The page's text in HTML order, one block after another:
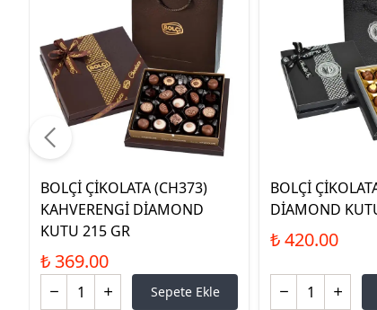
BOLÇİ ÇİKOLATA (CH373)
KAHVERENGİ DİAMOND
KUTU 215 GR
₺ 369.00
Sepete Ekle
BOLÇİ
DİAMOND
₺ 420.00